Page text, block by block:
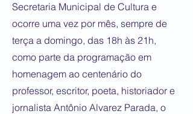
Secretaria Municipal de Cultura e
ocorre uma vez por mês, sempre de
terça a domingo, das 18h às 21h,
como parte da programação em
homenagem ao centenário do
professor, escritor, poeta, historiador e
jornalista Antônio Alvarez Parada, o